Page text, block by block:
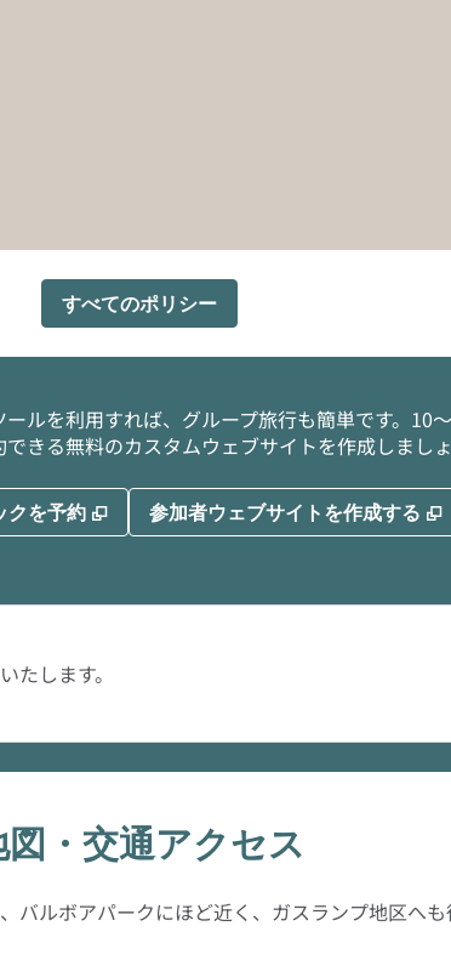
すべてのポリシー
ールを利用すれば、グループ旅行も簡単です。10
きる無料のカスタムウェブサイトを作成しましょ
クを予約 , 新しいタブで開きます
参加者ウェブサイトを作成する ,
たします。
図・交通アクセス
ルボアパークにほど近く、ガスランプ地区へも